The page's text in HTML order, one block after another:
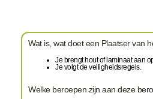
Wat is, wat doet een Plaatser van
Je brengt hout of laminaat aan
Je volgt de veiligheidsregels.
Welke beroepen zijn aan deze